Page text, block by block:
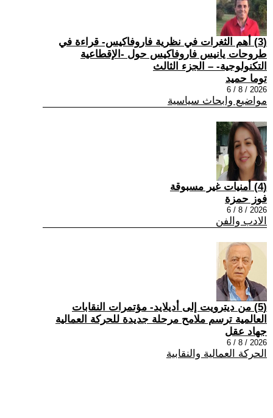
(3) أهم الثغرات في نظرية فاروفاكيس- قراءة في
طروحات يانيس فاروفاكيس حول -الإقطاعية
التكنولوجية- – الجزء الثالث
توما حميد
2026 / 8 / 6
مواضيع وابحاث سياسية
(4) أمنيات غير مسبوقة
فوز حمزة
2026 / 8 / 6
الادب والفن
(5) من ديترويت إلى أديلايد- مؤتمرات النقابات
العالمية ترسم ملامح مرحلة جديدة للحركة العمالية
جهاد عقل
2026 / 8 / 6
الحركة العمالية والنقابية